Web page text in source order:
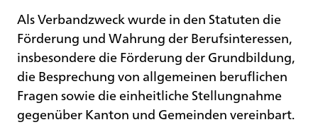
Als Verbandzweck wurde in den Statuten die
Förderung und Wahrung der Berufsinteressen,
insbesondere die Förderung der Grundbildung,
die Besprechung von allgemeinen beruflichen
Fragen sowie die einheitliche Stellungnahme
gegenüber Kanton und Gemeinden vereinbart.